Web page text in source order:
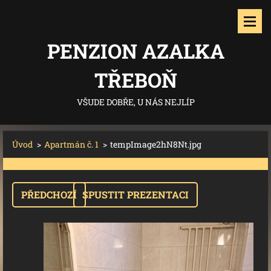
PENZION AZALKA
TŘEBOŇ
VŠUDE DOBŘE, U NÁS NEJLÍP
Úvod > Apartmán č. 1 > tempImage2hN8Nt.jpg
PŘEDCHOZÍ SPUSTIT PREZENTACI